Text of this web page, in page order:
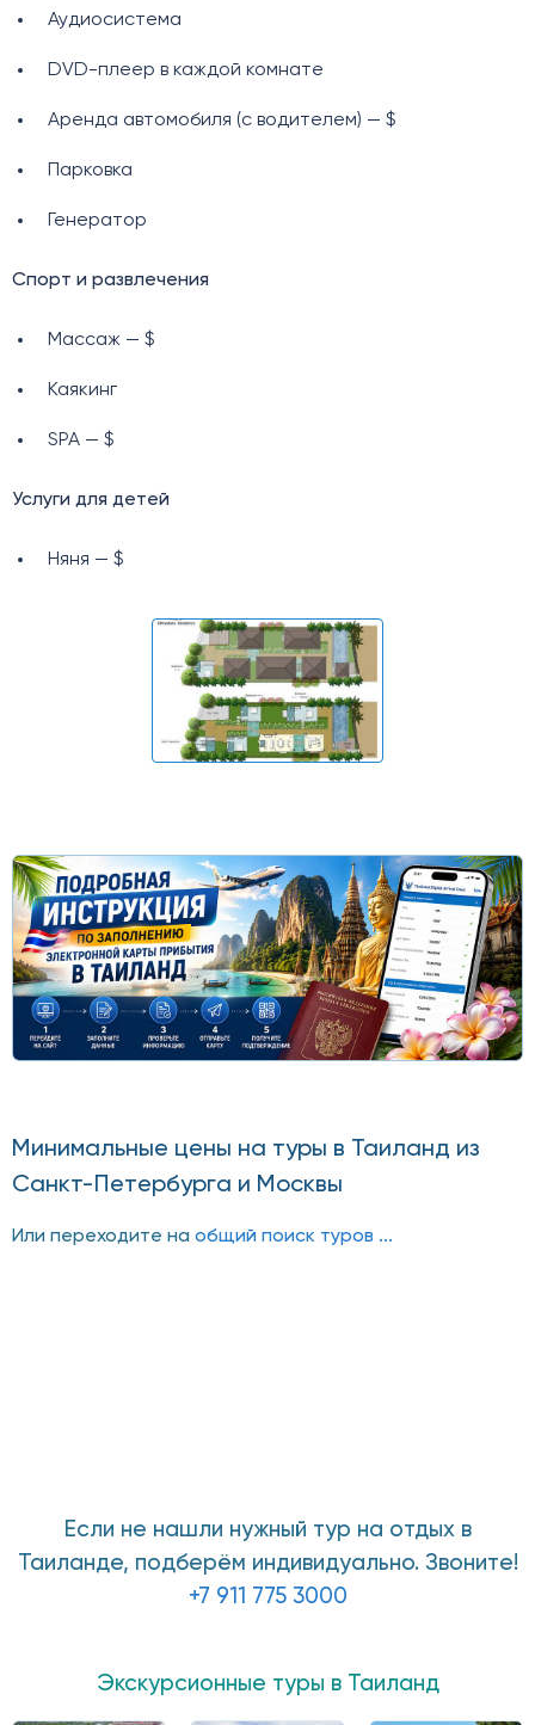
Аудиосистема
DVD-плеер в каждой комнате
Аренда автомобиля (с водителем) — $
Парковка
Генератор
Спорт и развлечения
Массаж — $
Каякинг
SPA — $
Услуги для детей
Няня — $
Минимальные цены на туры в Таиланд из
Санкт-Петербурга и Москвы
Или переходите на общий поиск туров ...
Если не нашли нужный тур на отдых в
Таиланде, подберём индивидуально. Звоните!
+7 911 775 3000
Экскурсионные туры в Таиланд